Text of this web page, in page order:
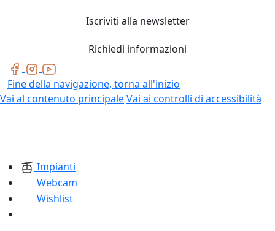
Iscriviti alla newsletter
Richiedi informazioni
Fine della navigazione, torna all'inizio
Vai al contenuto principaleVai ai controlli di accessibilità
Impianti
Webcam
Wishlist